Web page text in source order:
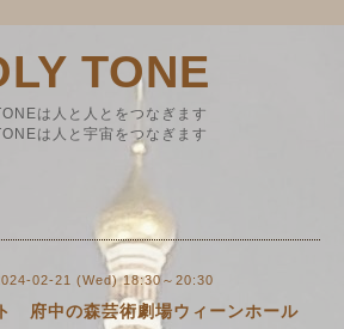
TONE
は人と人とをつなぎます
は人と宇宙をつなぎます
02-21 (Wed) 18:30～20:30
府中の森芸術劇場ウィーンホール